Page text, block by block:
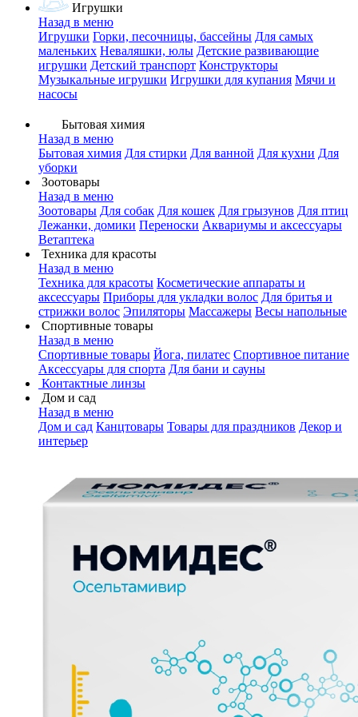
Игрушки
Назад в меню
Игрушки Горки, песочницы, бассейны Для самых
маленьких Неваляшки, юлы Детские развивающие
игрушки Детский транспорт Конструкторы
Музыкальные игрушки Игрушки для купания Мячи и
насосы
Бытовая химия
Назад в меню
Бытовая химия Для стирки Для ванной Для кухни Для
уборки
Зоотовары
Назад в меню
Зоотовары Для собак Для кошек Для грызунов Для птиц
Лежанки, домики Переноски Аквариумы и аксессуары
Ветаптека
Техника для красоты
Назад в меню
Техника для красоты Косметические аппараты и
аксессуары Приборы для укладки волос Для бритья и
стрижки волос Эпиляторы Массажеры Весы напольные
Спортивные товары
Назад в меню
Спортивные товары Йога, пилатес Спортивное питание
Аксессуары для спорта Для бани и сауны
Контактные линзы
Дом и сад
Назад в меню
Дом и сад Канцтовары Товары для праздников Декор и
интерьер